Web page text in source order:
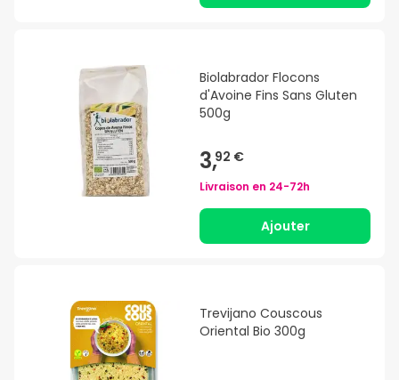
Biolabrador Flocons
d'Avoine Fins Sans Gluten
500g
3,92 €
Livraison en 24-72h
Ajouter
Trevijano Couscous
Oriental Bio 300g